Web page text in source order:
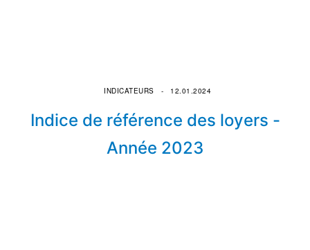
Commissariat aux comptes
On parle de nous
Indice de référence des loyers -
Année 2023
12.01.2024
INDICATEURS